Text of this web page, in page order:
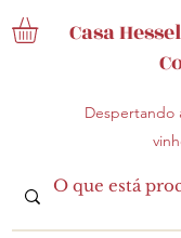
Casa
Despertando